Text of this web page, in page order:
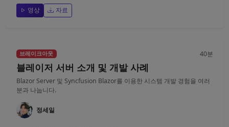
영상 자료
브레이크아웃 40분
블레이저 서버 소개 및 개발 사례
Blazor Server 및 Syncfusion Blazor를 이용한 시스템 개발 경험을 여러
분과 나눕니다.
정세일